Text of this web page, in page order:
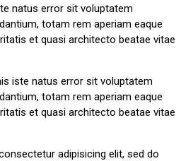
natus error sit voluptatem
totam rem aperiam eaque
et quasi architecto beatae vitae
iste natus error sit voluptatem
totam rem aperiam eaque
et quasi architecto beatae vitae
adipisicing elit, sed do